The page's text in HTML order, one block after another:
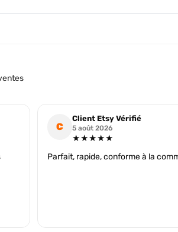
C
Client Etsy Vérifié
5 août 2026
★★★★★
Parfait, rapide, conforme à la